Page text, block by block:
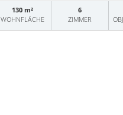
130 m²
WOHNFLÄCHE
6
ZIMMER